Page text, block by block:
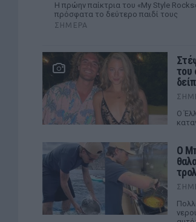
Η πρώην παίκτρια του «My Style
πρόσφατα το δεύτερο παιδί τους
ΣΉΜΕΡΑ
του
Ο
Ο